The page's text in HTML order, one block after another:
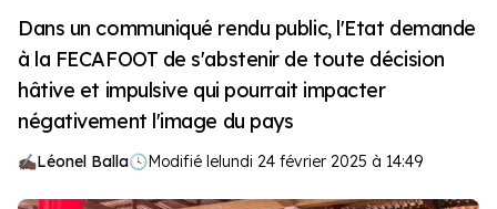
Dans un communiqué rendu public, l'Etat demande
à la FECAFOOT de s'abstenir de toute décision
hâtive et impulsive qui pourrait impacter
négativement l'image du pays
Léonel Balla🕓Modifié lelundi 24 février 2025 à 14:49